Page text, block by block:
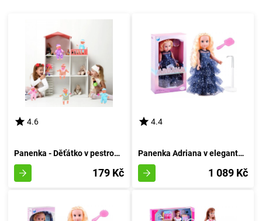
4.6
Panenka - Děťátko v pestrobarevných pantoflích s dudlíkem
179 Kč
4.4
Panenka Adriana v elegantní róbě
1 089 Kč